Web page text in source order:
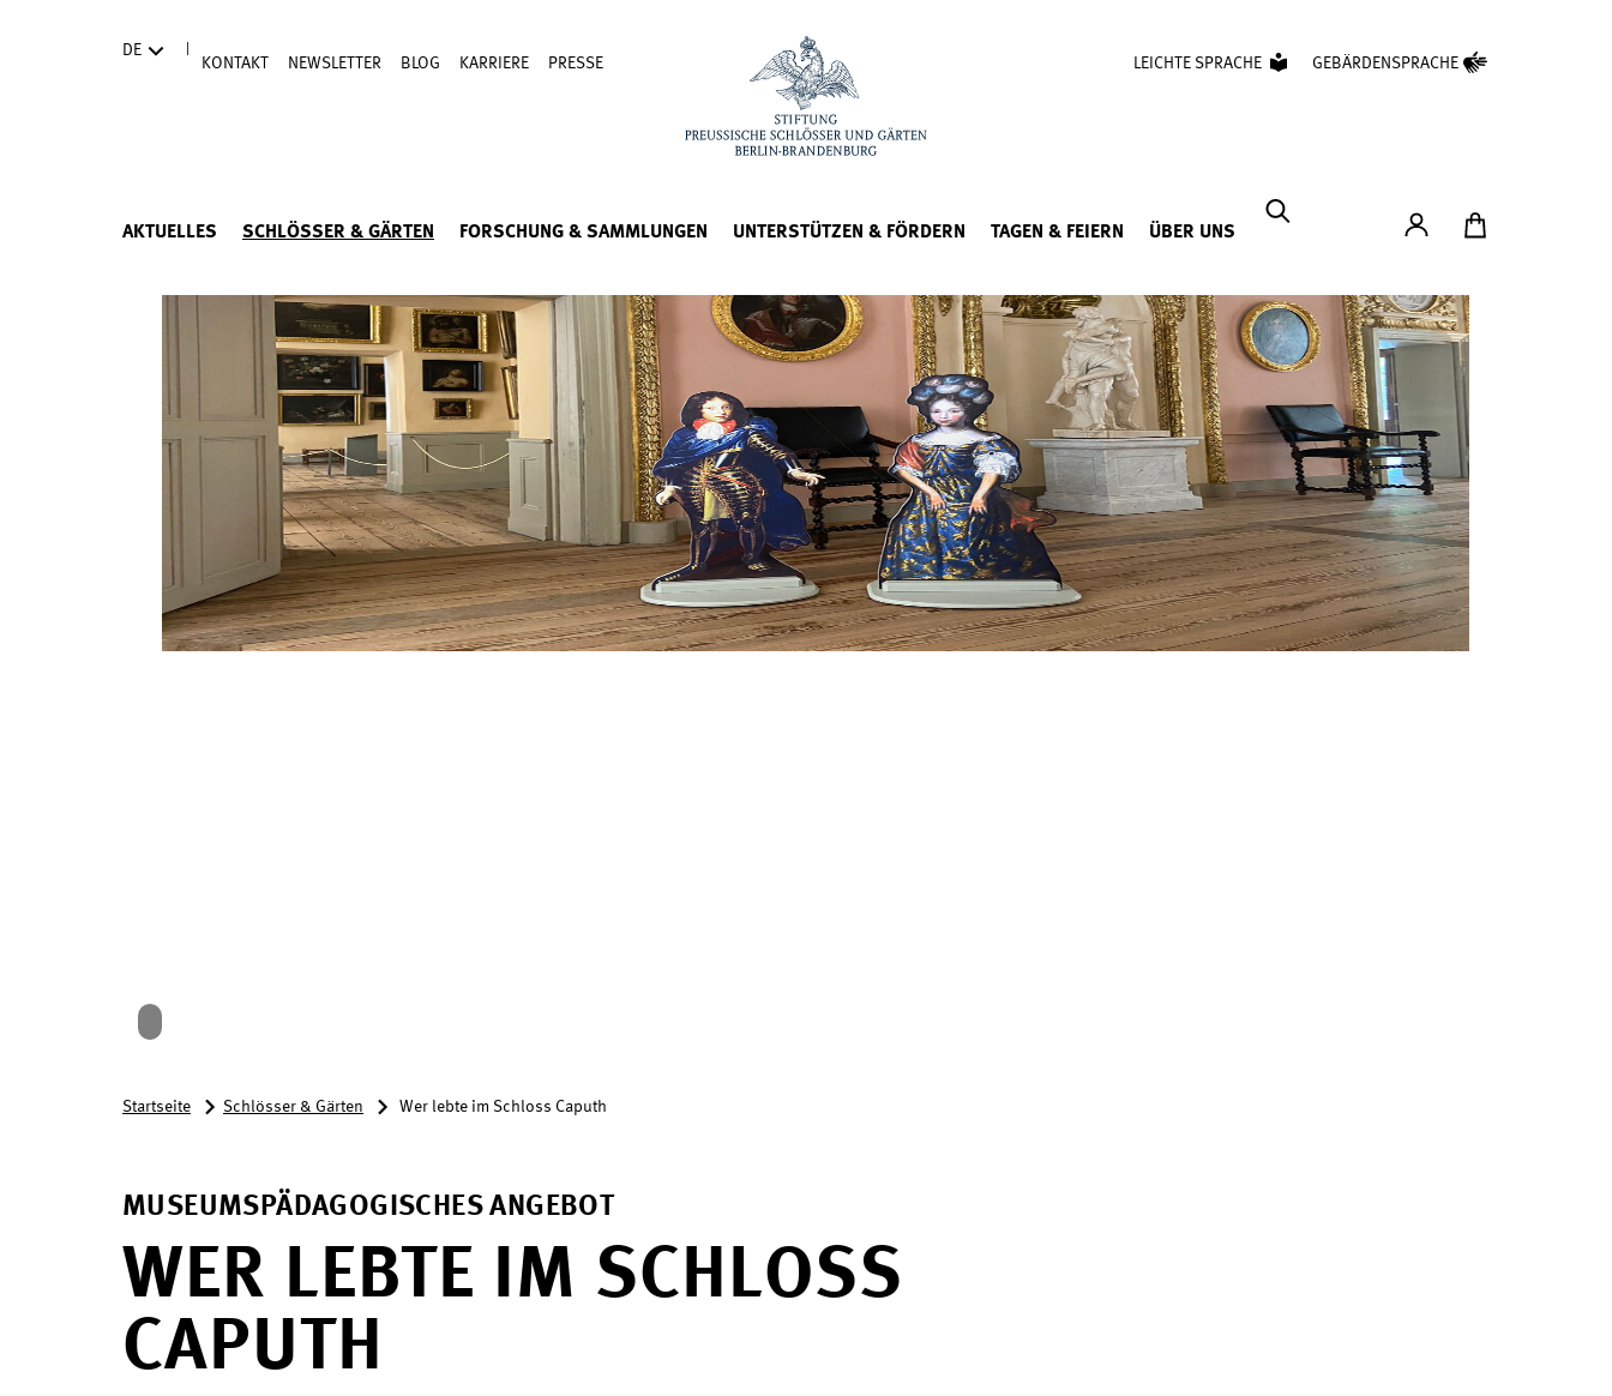
DE
KONTAKT NEWSLETTER BLOG KARRIERE PRESSE LEICHTE SPRACHE GEBÄRDENSPRACHE
AKTUELLES SCHLÖSSER & GÄRTEN FORSCHUNG & SAMMLUNGEN UNTERSTÜTZEN & FÖRDERN TAGEN & FEIERN ÜBER UNS
Konto Zum Ticketshop
Startseite Schlösser & Gärten Wer lebte im Schloss Caputh
MUSEUMSPÄDAGOGISCHES ANGEBOT
WER LEBTE IM SCHLOSS
CAPUTH